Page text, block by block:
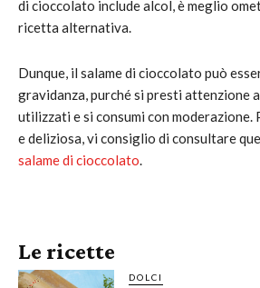
di cioccolato include alcol, è meglio
ricetta alternativa.
Dunque, il salame di cioccolato può
gravidanza, purché si presti attenzione
utilizzati e si consumi con moderazione.
e deliziosa, vi consiglio di consultare
salame di cioccolato.
Le ricette
DOLCI